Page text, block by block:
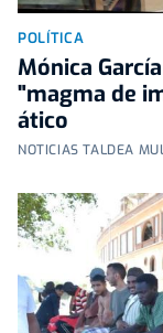
POLÍTICA
Mónica
"magma de
ático
NOTICIAS TALDEA